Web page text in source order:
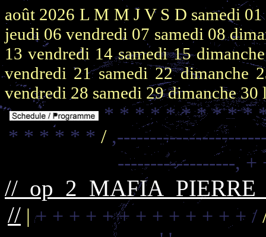
août 2026 L M M J V S D samedi
jeudi 06vendredi 07 samedi 08
13vendredi 14samedi 15
vendredi 21samedi 22dimanche
vendredi 28 samedi 29dimanche 30
* * * * * * * * * *
* * * * * * /
------------------, +
//
// |+ + + + + + + + + + + + + /